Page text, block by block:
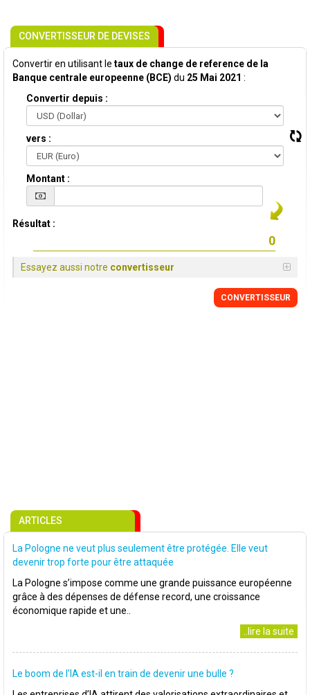
CONVERTISSEUR DE DEVISES
Convertir en utilisant le taux de change de reference de la
Banque centrale europeenne (BCE) du 25 Mai 2021 :
Convertir depuis :
vers :
Montant :
Résultat :
Essayez aussi notre convertisseur
CONVERTISSEUR
ARTICLES
La Pologne ne veut plus seulement être protégée. Elle veut
devenir trop forte pour être attaquée
La Pologne s’impose comme une grande puissance européenne
grâce à des dépenses de défense record, une croissance
économique rapide et une..
..lire la suite
Le boom de l’IA est-il en train de devenir une bulle ?